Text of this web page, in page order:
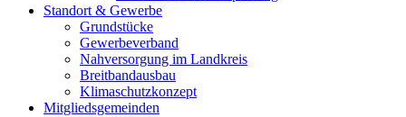
Standort & Gewerbe
Grundstücke
Gewerbeverband
Nahversorgung im Landkreis
Breitbandausbau
Klimaschutzkonzept
Mitgliedsgemeinden